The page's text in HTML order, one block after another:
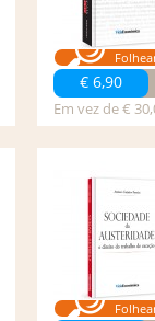
€ 6,90
Em vez de €